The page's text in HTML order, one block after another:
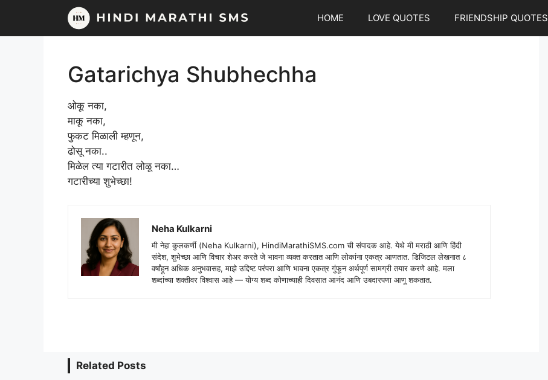
content
HOME LOVE QUOTES FRIENDSHIP QUOTES
Gatarichya Shubhechha
ओकू नका,
माकू नका,
फुकट मिळाली म्हणून,
ढोसू नका..
मिळेल त्या गटारीत लोळू नका…
गटारीच्या शुभेच्छा!
Neha Kulkarni
मी नेहा कुलकर्णी (Neha Kulkarni), HindiMarathiSMS.com ची संपादक आहे. येथे मी मराठी आणि हिंदी
संदेश, शुभेच्छा आणि विचार शेअर करते जे भावना व्यक्त करतात आणि लोकांना एकत्र आणतात. डिजिटल लेखनात ८
वर्षांहून अधिक अनुभवासह, माझे उद्दिष्ट परंपरा आणि भावना एकत्र गुंफून अर्थपूर्ण सामग्री तयार करणे आहे. मला
शब्दांच्या शक्तीवर विश्वास आहे — योग्य शब्द कोणाच्याही दिवसात आनंद आणि उबदारपणा आणू शकतात.
Related Posts